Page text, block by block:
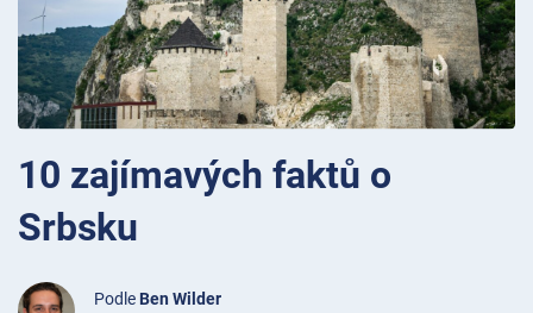
10 zajímavých faktů o
Srbsku
Podle Ben Wilder